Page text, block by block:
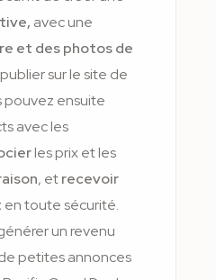
avec une
et des photos de
sur le site de
pouvez ensuite
avec les
les prix et les
, etrecevoir
en toute sécurité.